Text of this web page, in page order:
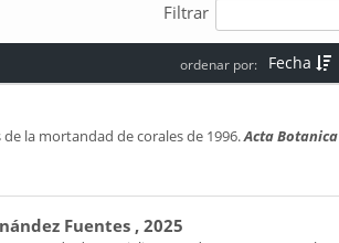
Filtrar
Fecha
ordenar por:
la mortandad de corales de 1996.Acta Botanica
Fuentes , 2025